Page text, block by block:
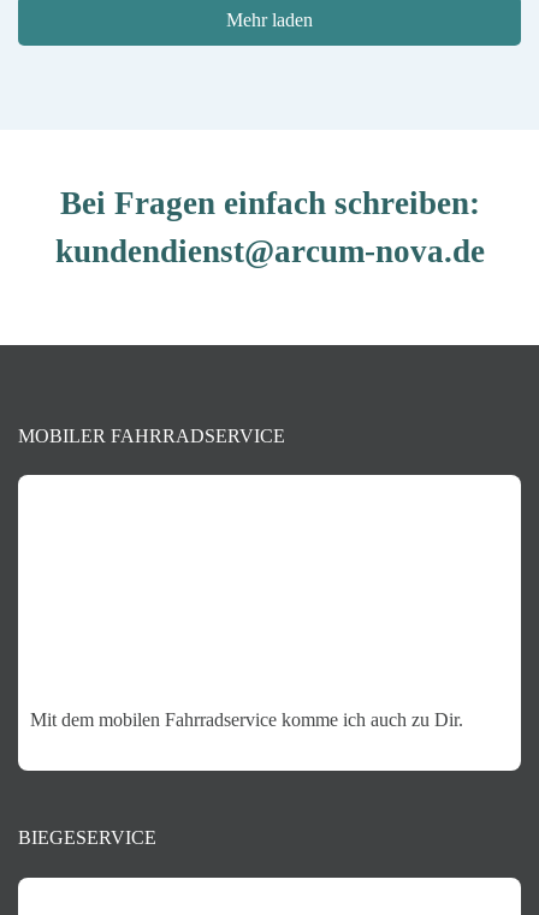
Mehr laden
Bei Fragen einfach schreiben:
kundendienst@arcum-nova.de
MOBILER FAHRRADSERVICE
Mit dem mobilen Fahrradservice komme ich auch zu Dir.
BIEGESERVICE